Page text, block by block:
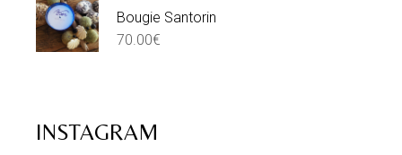
Bougie Santorin
70.00€
INSTAGRAM